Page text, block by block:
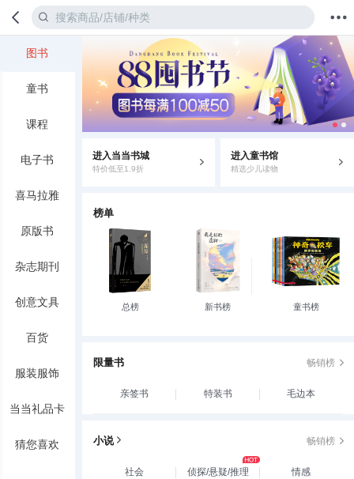
值得买 我的当当
图书
童书
课程
电子书
喜马拉雅
原版书
杂志期刊
创意文具
百货
服装服饰
当当礼品卡
猜您喜欢
进入当当书城
特价低至1.9折
进入童书馆
精选少儿读物
榜单
总榜 新书榜 童书榜
限量书 畅销榜
亲签书 特装书 毛边本
小说 畅销榜
社会 侦探/悬疑/推理 情感